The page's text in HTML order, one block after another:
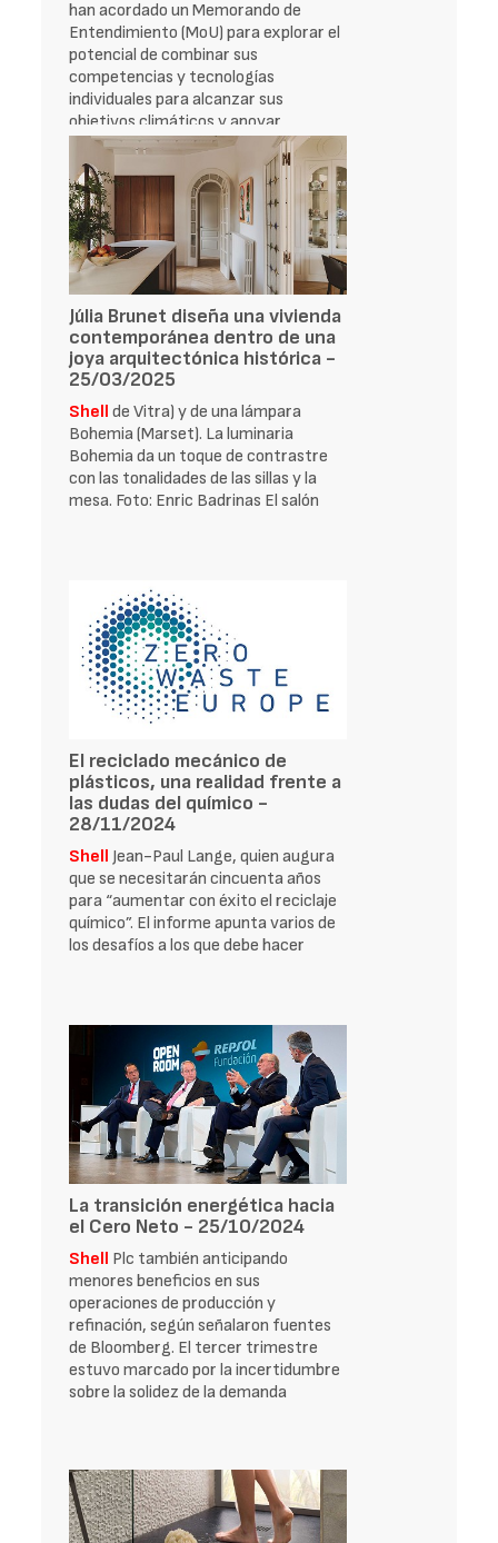
han acordado un Memorando de
Entendimiento (MoU) para explorar el
potencial de combinar sus
competencias y tecnologías
individuales para alcanzar sus
objetivos climáticos y apoyar
Júlia Brunet diseña una vivienda
contemporánea dentro de una
joya arquitectónica histórica -
25/03/2025
Shell de Vitra) y de una lámpara
Bohemia (Marset). La luminaria
Bohemia da un toque de contrastre
con las tonalidades de las sillas y la
mesa. Foto: Enric Badrinas El salón
El reciclado mecánico de
plásticos, una realidad frente a
las dudas del químico -
28/11/2024
Shell Jean-Paul Lange, quien augura
que se necesitarán cincuenta años
para “aumentar con éxito el reciclaje
químico”. El informe apunta varios de
los desafíos a los que debe hacer
La transición energética hacia
el Cero Neto - 25/10/2024
Shell Plc también anticipando
menores beneficios en sus
operaciones de producción y
refinación, según señalaron fuentes
de Bloomberg. El tercer trimestre
estuvo marcado por la incertidumbre
sobre la solidez de la demanda